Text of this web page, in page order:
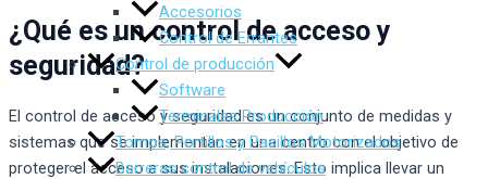
Accesorios
Control de Errantes
Control de producción
Software
Terminales Producción
Tornos, Portillos y Pasillos Motorizados
Barreras control de vehículos
¿Qué es un control de acceso y
seguridad?
El control de acceso y seguridad es un conjunto de medidas y
sistemas que se implementan en una centro con el objetivo de
proteger el acceso a sus instalaciones. Esto implica llevar un